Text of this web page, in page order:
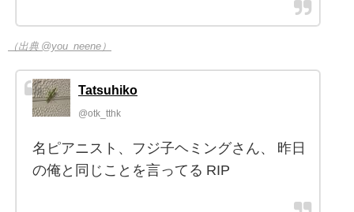
（出典 @you_neene）
Tatsuhiko
@otk_tthk
名ピアニスト、フジ子ヘミングさん、 昨日
の俺と同じことを言ってる RIP